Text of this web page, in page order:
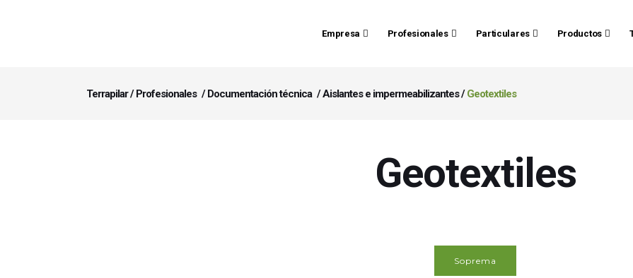
Empresa Profesionales Particulares Productos
Terrapilar/Profesionales /Documentación técnica /Aislantes e impermeabilizantes/Geotextiles
Geotextiles
Soprema